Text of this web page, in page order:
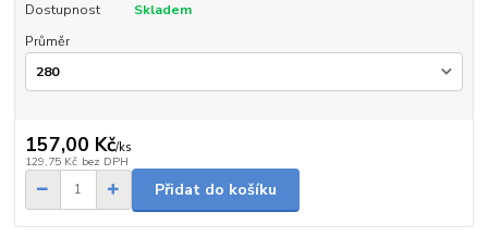
Dostupnost
Skladem
Průměr
157,00 Kč/ks
129,75 Kč bez DPH
Přidat do košíku